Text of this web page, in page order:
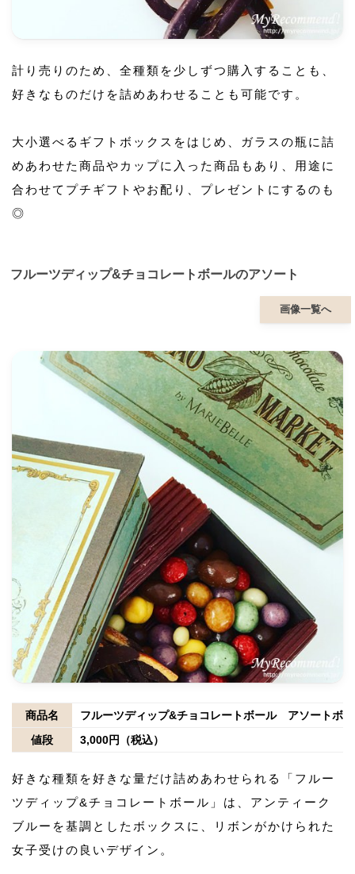
計り売りのため、全種類を少しずつ購入することも、
好きなものだけを詰めあわせることも可能です。
大小選べるギフトボックスをはじめ、ガラスの瓶に詰
めあわせた商品やカップに入った商品もあり、用途に
合わせてプチギフトやお配り、プレゼントにするのも
◎
フルーツディップ&チョコレートボールのアソート
画像一覧へ
商品名
フルーツディップ&チョコレートボール アソートボ
値段
3,000円（税込）
好きな種類を好きな量だけ詰めあわせられる「フルー
ツディップ&チョコレートボール」は、アンティーク
ブルーを基調としたボックスに、リボンがかけられた
女子受けの良いデザイン。